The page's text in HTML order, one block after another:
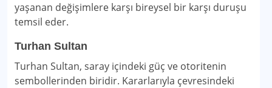
yaşanan değişimlere karşı bireysel bir karşı duruşu
temsil eder.
Turhan Sultan
Turhan Sultan, saray içindeki güç ve otoritenin
sembollerinden biridir. Kararlarıyla çevresindeki